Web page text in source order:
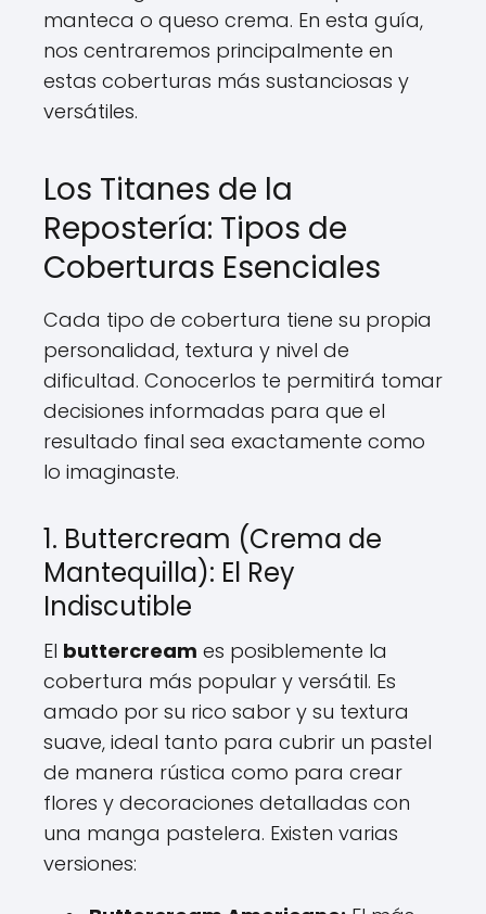
manteca o queso crema. En esta guía,
nos centraremos principalmente en
estas coberturas más sustanciosas y
versátiles.
Los Titanes de la
Repostería: Tipos de
Coberturas Esenciales
Cada tipo de cobertura tiene su propia
personalidad, textura y nivel de
dificultad. Conocerlos te permitirá tomar
decisiones informadas para que el
resultado final sea exactamente como
lo imaginaste.
1. Buttercream (Crema de
Mantequilla): El Rey
Indiscutible
El buttercream es posiblemente la
cobertura más popular y versátil. Es
amado por su rico sabor y su textura
suave, ideal tanto para cubrir un pastel
de manera rústica como para crear
flores y decoraciones detalladas con
una manga pastelera. Existen varias
versiones: